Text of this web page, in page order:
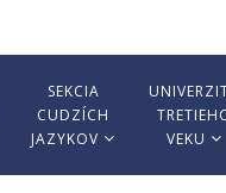
SEKCIA
CUDZÍCH
JAZYKOV
VEKU